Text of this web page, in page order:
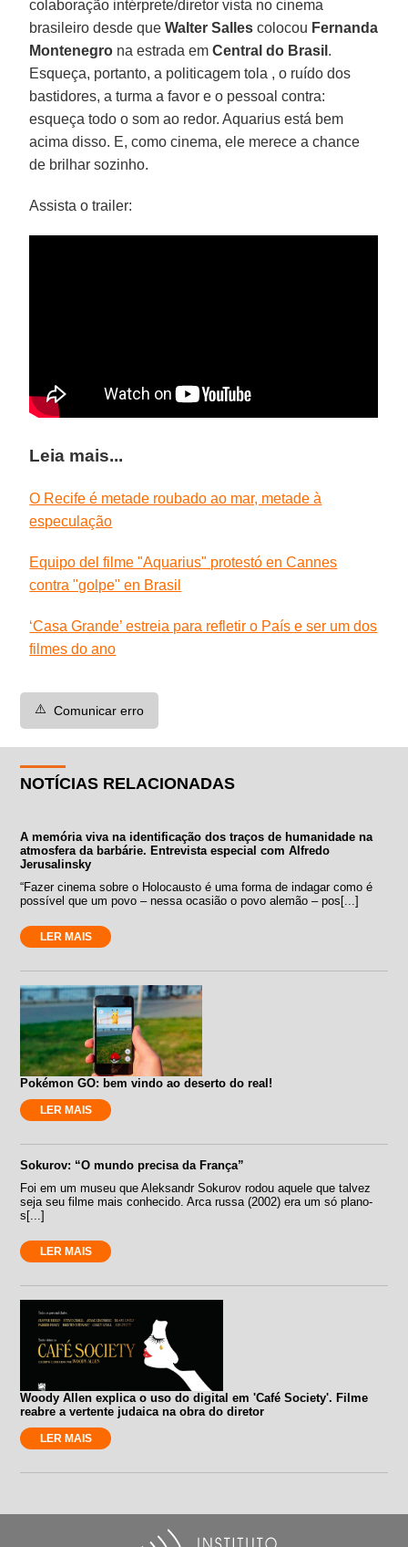
colaboração intérprete/diretor vista no cinema
brasileiro desde que Walter Salles colocou Fernanda
Montenegro na estrada emCentral do Brasil .
Esqueça, portanto, a politicagem tola , o ruído dos
bastidores, a turma a favor e o pessoal contra:
esqueça todo o som ao redor. Aquarius está bem
acima disso. E, como cinema, ele merece a chance
de brilhar sozinho.
Assista o trailer:
Leia mais...
O Recife é metade roubado ao mar, metade à
especulação
Equipo del filme "Aquarius" protestó en Cannes
contra "golpe" en Brasil
‘Casa Grande’ estreia para refletir o País e ser um dos
filmes do ano
⚠️ Comunicar erro
NOTÍCIAS RELACIONADAS
A memória viva na identificação dos traços de humanidade na
atmosfera da barbárie. Entrevista especial com Alfredo
Jerusalinsky
“Fazer cinema sobre o Holocausto é uma forma de indagar como é
possível que um povo – nessa ocasião o povo alemão – pos[...]
LER MAIS
Pokémon GO: bem vindo ao deserto do real!
LER MAIS
Sokurov: “O mundo precisa da França”
Foi em um museu que Aleksandr Sokurov rodou aquele que talvez
seja seu filme mais conhecido. Arca russa (2002) era um só plano-
s[...]
LER MAIS
Woody Allen explica o uso do digital em 'Café Society'. Filme
reabre a vertente judaica na obra do diretor
LER MAIS